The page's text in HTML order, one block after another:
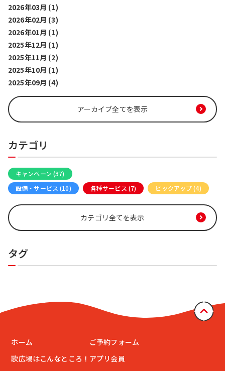
2026年03月 (1)
2026年02月 (3)
2026年01月 (1)
2025年12月 (1)
2025年11月 (2)
2025年10月 (1)
2025年09月 (4)
アーカイブ全てを表示
カテゴリ
キャンペーン (37)
設備・サービス (10)
各種サービス (7) ピックアップ (4)
カテゴリ全てを表示
タグ
ホーム
歌広場はこんなところ！
ご予約フォーム
アプリ会員